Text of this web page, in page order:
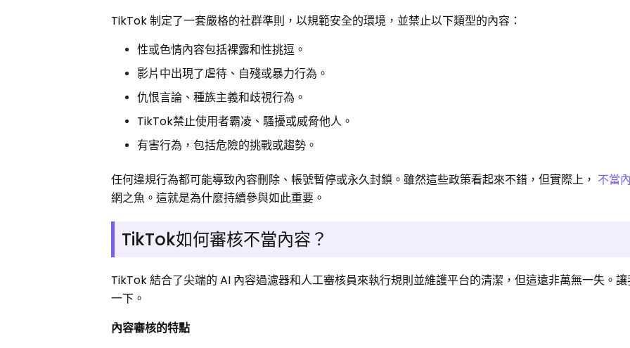
TikTok 制定了一套嚴格的社群準則，以規範安全的環境，並禁止以下類型的內容：
性或色情內容包括裸露和性挑逗。
影片中出現了虐待、自殘或暴力行為。
仇恨言論、種族主義和歧視行為。
TikTok禁止使用者霸凌、騷擾或威脅他人。
有害行為，包括危險的挑戰或趨勢。
任何違規行為都可能導致內容刪除、帳號暫停或永久封鎖。雖然這些政策看起來不錯，但實際上， 不當
網之魚。這就是為什麼持續參與如此重要。
TikTok如何審核不當內容？
TikTok 結合了尖端的 AI 內容過濾器和人工審核員來執行規則並維護平台的清潔，但這遠非萬無一失。
一下。
內容審核的特點